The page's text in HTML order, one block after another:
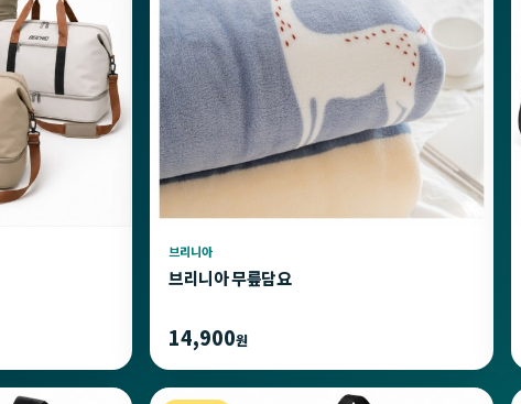
브리니아
브리니아 무릎담요
14,900원